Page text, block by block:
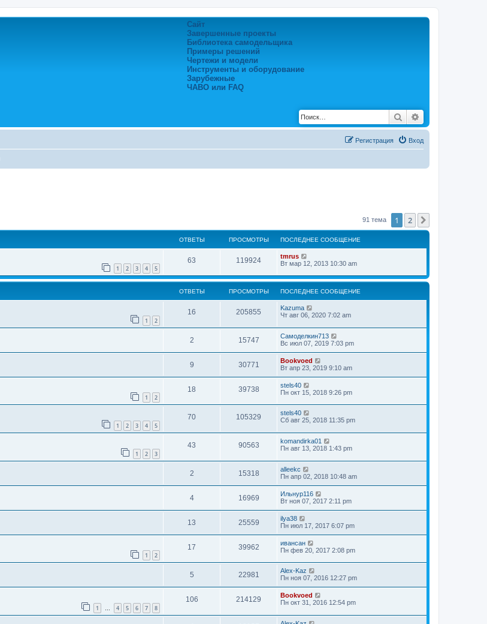
Сайт
Завершенные проекты
Библиотека самодельщика
Примеры решений
Чертежи и модели
Инструменты и оборудование
Зарубежные
ЧАВО или FAQ
Поиск
Вход
Регистрация
91 тема 1 2
ОТВЕТЫ ПРОСМОТРЫ ПОСЛЕДНЕЕ СООБЩЕНИЕ
1 2 3 4 5
63 119924
tmrus
Вт мар 12, 2013 10:30 am
ОТВЕТЫ ПРОСМОТРЫ ПОСЛЕДНЕЕ СООБЩЕНИЕ
1 2
16 205855
Kazuma
Чт авг 06, 2020 7:02 am
2 15747
Самоделкин713
Вс июл 07, 2019 7:03 pm
9 30771
Bookvoed
Вт апр 23, 2019 9:10 am
1 2
18 39738
stels40
Пн окт 15, 2018 9:26 pm
1 2 3 4 5
70 105329
stels40
Сб авг 25, 2018 11:35 pm
1 2 3
43 90563
komandirka01
Пн авг 13, 2018 1:43 pm
2 15318
alleekc
Пн апр 02, 2018 10:48 am
4 16969
Ильнур116
Вт ноя 07, 2017 2:11 pm
13 25559
ilya38
Пн июл 17, 2017 6:07 pm
1 2
17 39962
ивансан
Пн фев 20, 2017 2:08 pm
5 22981
Alex-Kaz
Пн ноя 07, 2016 12:27 pm
1 … 4 5 6 7 8
106 214129
Bookvoed
Пн окт 31, 2016 12:54 pm